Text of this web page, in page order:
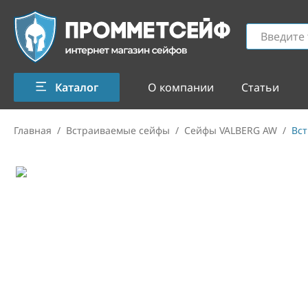
Каталог О компании Статьи
Главная / Встраиваемые сейфы / Сейфы VALBERG AW /